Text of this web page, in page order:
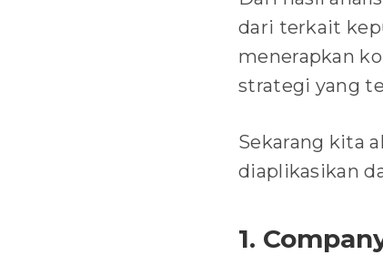
dari terkait
menerapkan
strategi yang
Sekarang kita
diaplikasikan
1.